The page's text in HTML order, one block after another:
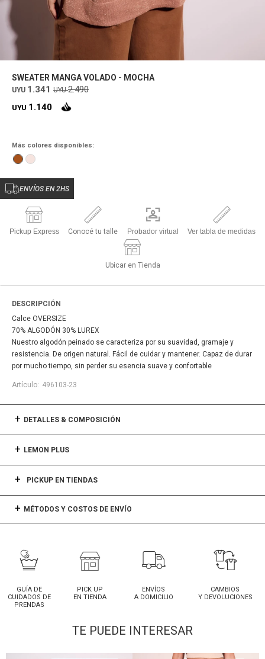
SWEATER MANGA VOLADO - MOCHA
UYU 1.341 UYU 2.490
UYU 1.140
Más colores disponibles:
ENVÍOS EN 2HS
Pickup Express Conocé tu talle Probador virtual Ver tabla de medidas
Ubicar en Tienda
DESCRIPCIÓN
Calce OVERSIZE
70% ALGODÓN 30% LUREX
Nuestro algodón peinado se caracteriza por su suavidad, gramaje y
resistencia. De origen natural. Fácil de cuidar y mantener. Capaz de durar
por mucho tiempo, sin perder su esencia suave y confortable
496103-23
DETALLES & COMPOSICIÓN
LEMON PLUS
PICKUP EN TIENDAS
MÉTODOS Y COSTOS DE ENVÍO
GUÍA DE
CUIDADOS DE
PRENDAS
PICK UP
EN TIENDA
ENVÍOS
A DOMICILIO
CAMBIOS
Y DEVOLUCIONES
TE PUEDE INTERESAR